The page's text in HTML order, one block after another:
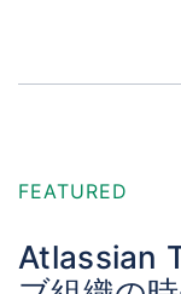
Japan
ブ
グ
FEATURED
Atlassian